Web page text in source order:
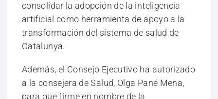
consolidar la adopción de la inteligencia
artificial como herramienta de apoyo a la
transformación del sistema de salud de
Catalunya.
Además, el Consejo Ejecutivo ha autorizado
a la consejera de Salud, Olga Pané Mena,
para que firme en nombre de la